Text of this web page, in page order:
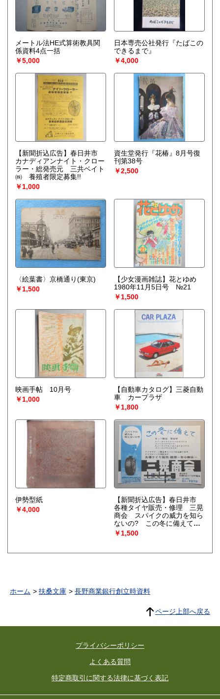
メートル法HE式算術教具関
係資料4点一括
￥5,000
日本専売公社発行『たばこの
できるまで』
￥4,000
【新聞折込広告】春日井市
カナディアンナイト・クロー
ラー・総発売元 三共ベイト
㈱ 養殖者限定募集!!
￥1,000
資生堂発行『花椿』8月号復
刊第38号
￥2,500
〈絵葉書〉京橋通り(東京)
￥1,500
【少女漫画雑誌】花とゆめ
1980年11月5日号 №21
￥1,500
映画手帖 10月号
￥1,000
【自動車カタログ】三菱自動
車 カープラザ
￥1,800
伊勢型紙
￥4,000
【新聞折込広告】春日井市
各種タイヤ販売・修理 三晃
商会 スパイクの威力を知ら
ないの? この冬に備えてセ
ット販売 発売中
￥1,500
ホーム 扶桑文庫 長野商業銀行創立時資料
ページ上部へ戻る
プライバシーポリシー
よくある質問
特定商取引に関する法律に基づく表記